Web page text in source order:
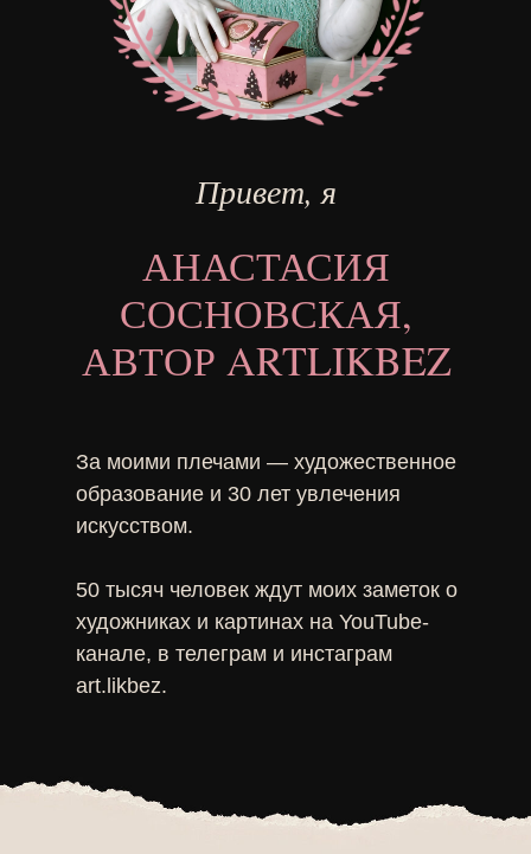
Привет, я
АНАСТАСИЯ
СОСНОВСКАЯ,
АВТОР ARTLIKBEZ
За моими плечами — художественное
образование и 30 лет увлечения
искусством.
50 тысяч человек ждут моих заметок о
художниках и картинах на YouTube-
канале, в телеграм и инстаграм
art.likbez.